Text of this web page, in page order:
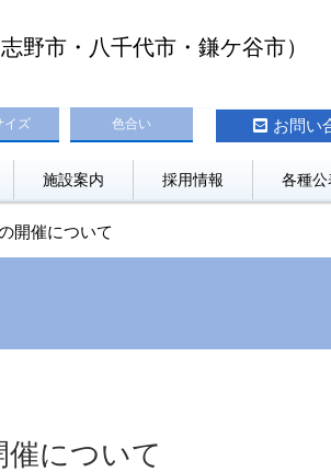
野市・八千代市・鎌ケ谷市）
イズ 色合い お問い
施設案内 採用情報 各種公
開催について
催について